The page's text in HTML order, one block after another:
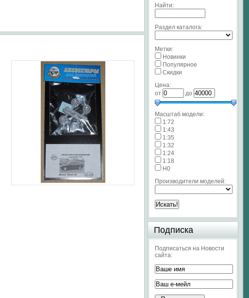
Найти:
Раздел каталога:
Метки:
Новинки
Популярное
Скидки
Цена:
от
до
Масштаб модели:
1:72
1:43
1:35
1:32
1:24
1:18
H0
Производители моделей:
Подписка
Подписаться на Новости
сайта: